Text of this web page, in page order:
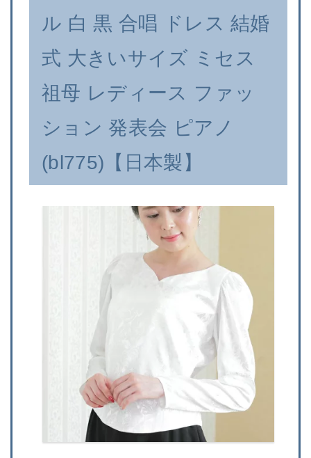
ル 白 黒 合唱 ドレス 結婚
式 大きいサイズ ミセス
祖母 レディース ファッ
ション 発表会 ピアノ
(bl775)【日本製】